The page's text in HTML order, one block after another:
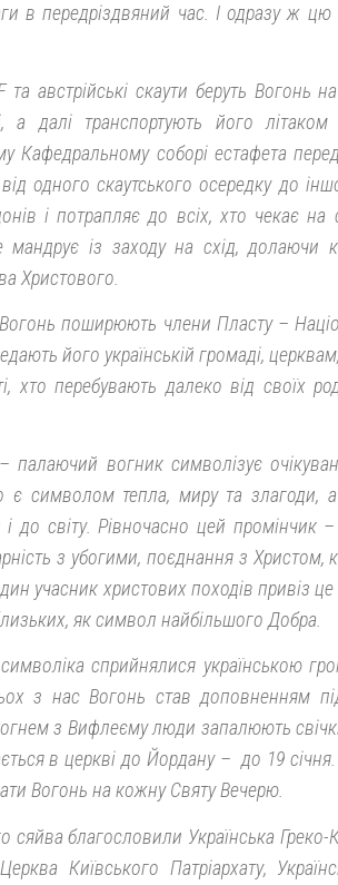
в передріздвяний час. І одразу ж цю
австрійські скаути беруть Вогонь
а далі транспортують його літаком
Кафедральному соборі естафета
одного скаутського осередку до
і потрапляє до всіх, хто чекає на
мандрує із заходу на схід, долаючи
Христового.
поширюють члени Пласту –
його українській громаді,
хто перебувають далеко від своїх
палаючий вогник символізує
є символом тепла, миру та злагоди,
світу. Рівночасно цей промінчик –
з убогими, поєднання з Христом,
учасник христових походів привіз
як символ найбільшого Добра.
сприйнялися українською
з нас Вогонь став доповненням
з Вифлеєму люди запалюють
в церкві до Йордану – до 19
Вогонь на кожну Святу Вечерю.
сяйва благословили Українська
Київського Патріархату,